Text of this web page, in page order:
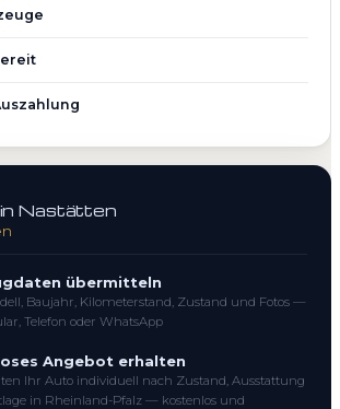
Nastätten
übermitteln
Baujahr, Kilometerstand, Zustand und Fotos —
Telefon oder WhatsApp
Angebot erhalten
Ihr Auto individuell nach Zustand, Ausstattung
in Rheinland-Pfalz — kostenlos und